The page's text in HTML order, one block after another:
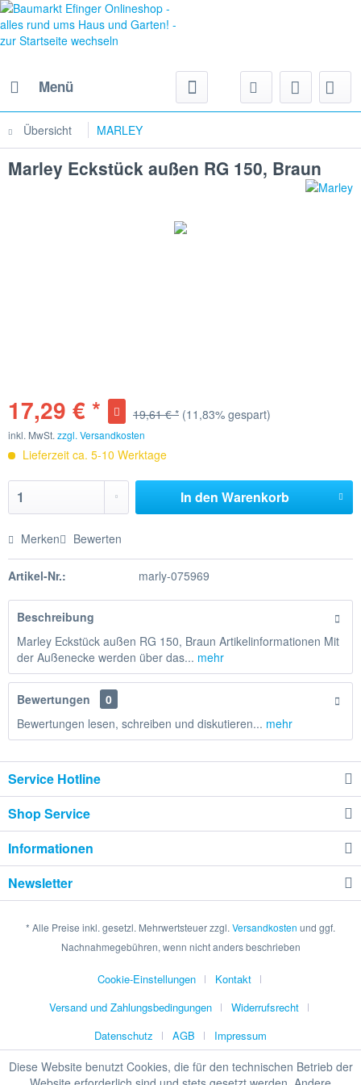
Menü
Übersicht MARLEY
Marley Eckstück außen RG 150, Braun
17,29 € * 19,61 € * (11,83% gespart)
inkl. MwSt. zzgl. Versandkosten
Lieferzeit ca. 5-10 Werktage
In den Warenkorb
Merken Bewerten
Artikel-Nr.: marly-075969
Beschreibung
Marley Eckstück außen RG 150, Braun Artikelinformationen Mit
der Außenecke werden über das... mehr
Bewertungen
0
Bewertungen lesen, schreiben und diskutieren... mehr
Service Hotline
Shop Service
Informationen
Newsletter
* Alle Preise inkl. gesetzl. Mehrwertsteuer zzgl. Versandkosten und ggf.
Nachnahmegebühren, wenn nicht anders beschrieben
Cookie-Einstellungen
Kontakt
Versand und Zahlungsbedingungen
Widerrufsrecht
Datenschutz
AGB Impressum
Diese Website benutzt Cookies, die für den technischen Betrieb der